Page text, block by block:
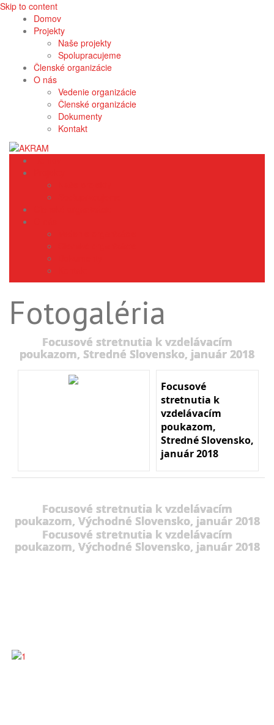
Skip to content
Domov
Projekty
Naše projekty
Spolupracujeme
Členské organizácie
O nás
Vedenie organizácie
Členské organizácie
Dokumenty
Kontakt
Fotogaléria
Focusové stretnutia k vzdelávacím
poukazom, Stredné Slovensko, január 2018
Focusové
stretnutia k
vzdelávacím
poukazom,
Stredné Slovensko,
január 2018
Focusové stretnutia k vzdelávacím
poukazom, Východné Slovensko, január 2018
Focusové stretnutia k vzdelávacím
poukazom, Východné Slovensko, január 2018